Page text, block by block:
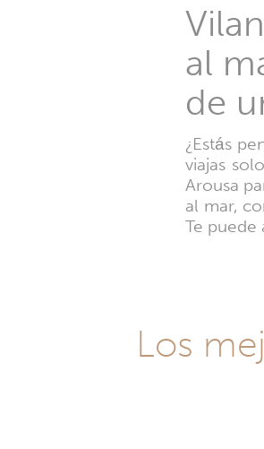
al
de
¿Estás
viajas
Arousa
al mar,
Te puede
Los